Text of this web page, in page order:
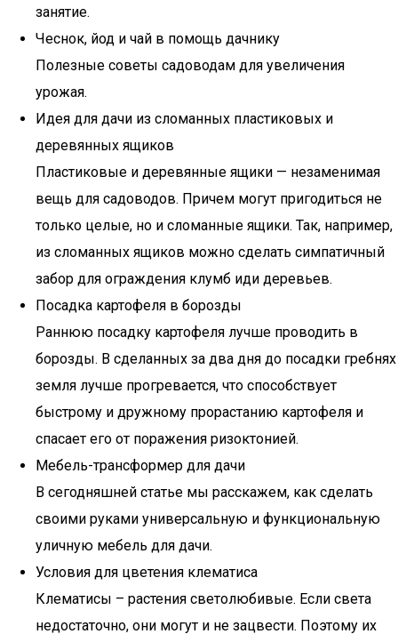
занятие.
Чеснок, йод и чай в помощь дачнику
Полезные советы садоводам для увеличения
урожая.
Идея для дачи из сломанных пластиковых и
деревянных ящиков
Пластиковые и деревянные ящики — незаменимая
вещь для садоводов. Причем могут пригодиться не
только целые, но и сломанные ящики. Так, например,
из сломанных ящиков можно сделать симпатичный
забор для ограждения клумб иди деревьев.
Посадка картофеля в борозды
Раннюю посадку картофеля лучше проводить в
борозды. В сделанных за два дня до посадки гребнях
земля лучше прогревается, что способствует
быстрому и дружному прорастанию картофеля и
спасает его от поражения ризоктонией.
Мебель-трансформер для дачи
В сегодняшней статье мы расскажем, как сделать
своими руками универсальную и функциональную
уличную мебель для дачи.
Условия для цветения клематиса
Клематисы – растения светолюбивые. Если света
недостаточно, они могут и не зацвести. Поэтому их